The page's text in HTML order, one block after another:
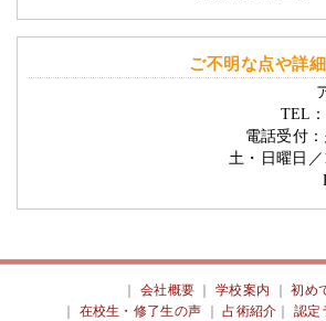
ご不明な点や詳
TEL
電話受付
土・日曜日
会社概要 ｜学校案内 ｜初め
在校生・修了生の声 ｜占術紹介 ｜認定